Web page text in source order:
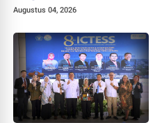
pada Pejabat Baru
Augustus 04, 2026